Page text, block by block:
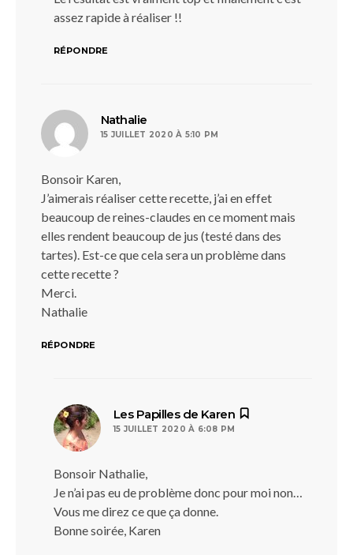
assez rapide à réaliser !!
RÉPONDRE
Nathalie
15 JUILLET 2020 À 5:10 PM
Bonsoir Karen,
J’aimerais réaliser cette recette, j’ai en effet
beaucoup de reines-claudes en ce moment mais
elles rendent beaucoup de jus (testé dans des
tartes). Est-ce que cela sera un problème dans
cette recette ?
Merci.
Nathalie
RÉPONDRE
Les Papilles de Karen
15 JUILLET 2020 À 6:08 PM
Bonsoir Nathalie,
Je n’ai pas eu de problème donc pour moi non…
Vous me direz ce que ça donne.
Bonne soirée, Karen